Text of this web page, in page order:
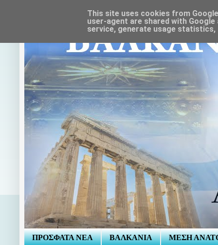
ΠΡΟΣΦΑΤΑ ΝΕΑ ΒΑΛΚΑΝΙΑ ΜΕΣΗ
This site uses cookies from
user-agent are shared with
service, generate usage statistics,